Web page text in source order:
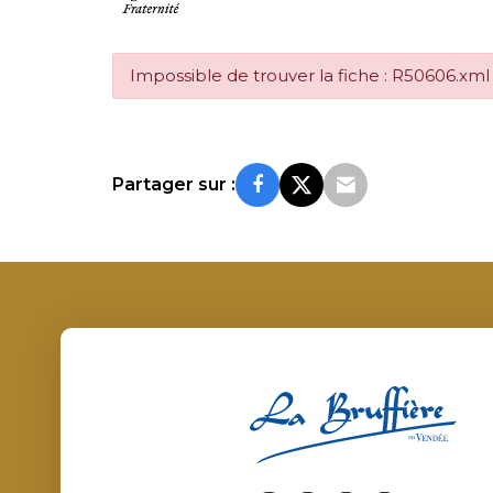
Impossible de trouver la fiche : R50606.xml
Partager sur :